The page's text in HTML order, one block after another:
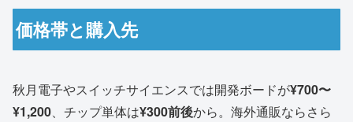
価格帯と購入先
秋月電子やスイッチサイエンスでは開発ボードが¥700〜
¥1,200、チップ単体は¥300前後から。海外通販ならさら